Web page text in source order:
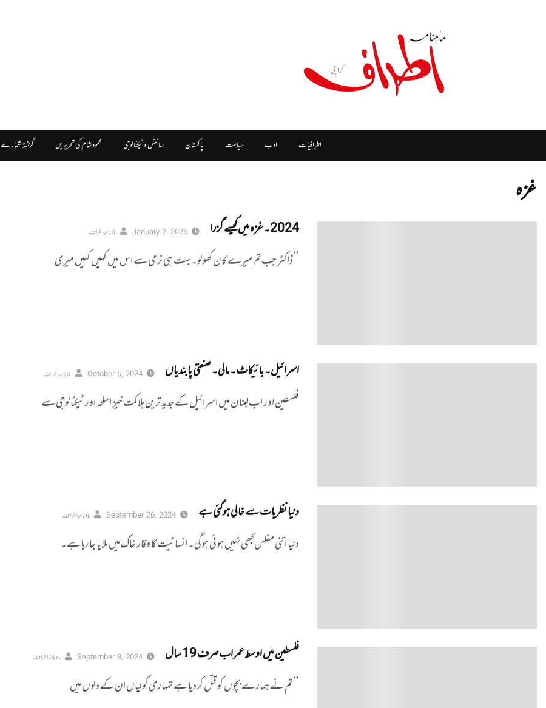
اطرافیات ادب سیاست پاکستان سائنس و ٹیکنالوجی محمود شام کی تحریریں گزشتہ شمارے
غزہ
2024۔ غزہ میں کیسے گزرا January 2, 2025 ماہ نامہ اطراف
’’ڈاکٹر جب تم میرے کان کھولو۔ بہت ہی نرمی سے اس میں کہیں کہیں میری
اسرائیل۔ بائیکاٹ۔ مالی۔ صنعتی پابندیاں October 6, 2024 ماہ نامہ اطراف
فلسطین اور اب لبنان میں اسرائیل کے جدید ترین ہلاکت خیز اسلحہ اور ٹیکنالوجی سے
دنیا نظریات سے خالی ہوگئی ہے September 26, 2024 ماہ نامہ اطراف
دنیا اتنی مفلس کبھی نہیں ہوئی ہوگی۔ انسانیت کا وقار خاک میں ملایا جارہا ہے۔
فلسطین میں اوسط عمر اب صرف 19 سال September 8, 2024 ماہ نامہ اطراف
’’ تم نے ہمارے بچوں کو قتل کردیا ہے تمہاری گولیاں ان کے دلوں میں